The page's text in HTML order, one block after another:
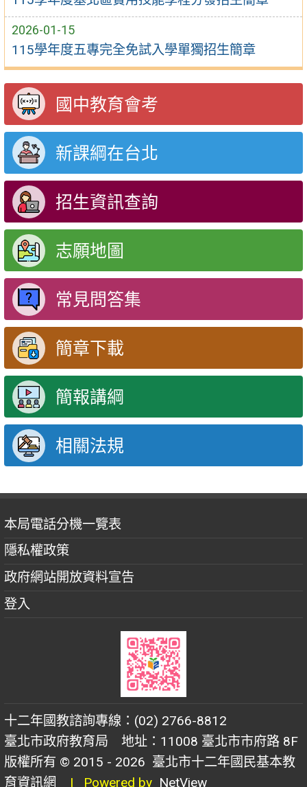
2026-01-15
115學年度五專完全免試入學單獨招生簡章
國中教育會考
新課綱在台北
招生資訊查詢
志願地圖
常見問答集
簡章下載
簡報講綱
相關法規
本局電話分機一覽表
隱私權政策
政府網站開放資料宣告
登入
十二年國教諮詢專線：(02) 2766-8812
臺北市政府教育局 地址：11008 臺北市市府路 8F
版權所有 © 2015 - 2026 臺北市十二年國民基本教
育資訊網
| Powered by NetView